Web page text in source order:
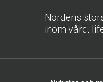
Nordens
inom vård,